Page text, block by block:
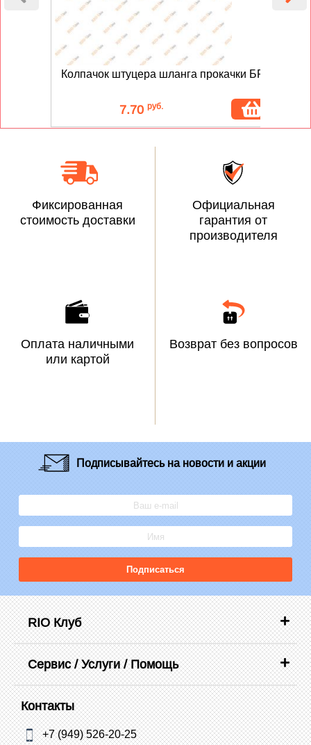
Колпачок штуцера шланга прокачки БРТ
7.70 руб.
Фиксированная
стоимость доставки
Официальная
гарантия от
производителя
Оплата наличными
или картой
Возврат без вопросов
Подписывайтесьна новости и акции
Подписаться
RIO Клуб
Сервис / Услуги / Помощь
Контакты
+7 (949) 526-20-25